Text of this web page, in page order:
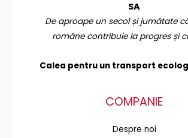
SA
De aproape un secol și jumătate
române contribuie la progres și
Calea pentru un transport
COMPANIE
Despre noi